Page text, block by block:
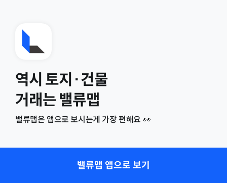
역시 토지·건물
거래는 밸류맵
밸류맵은 앱으로 보시는게 가장 편해요 👀
밸류맵 앱으로 보기